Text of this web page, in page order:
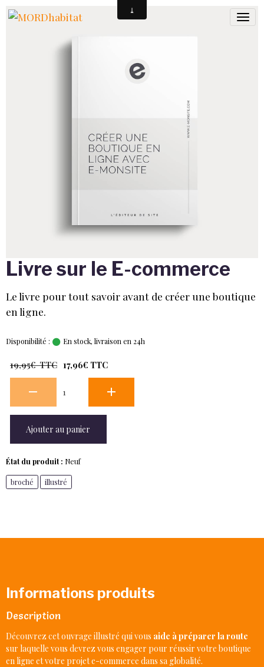
Livre sur le E-commerce
Le livre pour tout savoir avant de créer une boutique
en ligne.
Disponibilité : En stock, livraison en 24h
19,95€ TTC 17,96€ TTC
Ajouter au panier
État du produit : Neuf
broché illustré
Informations produits
Description
Découvrez cetouvrage illustré qui vous aide à préparer la route
sur laquelle vous devrez vous engager pour réussir votre boutique
en ligne et votre projet e-commerce dans sa globalité.